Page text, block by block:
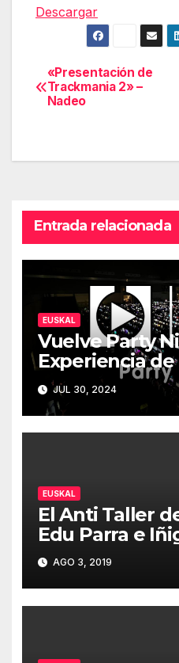
Descargar
Navegación
de
«Presentación de
Trackmania 2» –
Nadeo
Entrada relacionada
EUSKAL
Vuelve Party
Experiencia de
Encounter 32 –
2024
JUL 30, 2024
EUSKAL
El Anti Taller
Edu Parra e
AGO 3, 2019